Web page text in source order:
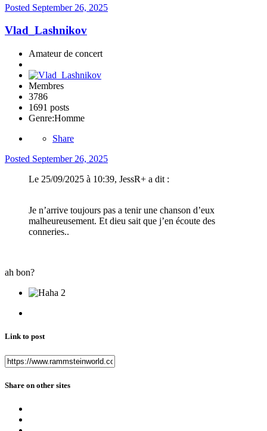
Posted September 26, 2025
Vlad_Lashnikov
Amateur de concert
Membres
3786
1691 posts
Genre:Homme
Share
Posted September 26, 2025
Le 25/09/2025 à 10:39, JessR+ a dit :
Je n’arrive toujours pas a tenir une chanson d’eux
malheureusement. Et dieu sait que j’en écoute des
conneries..
ah bon?
2
Link to post
Share on other sites